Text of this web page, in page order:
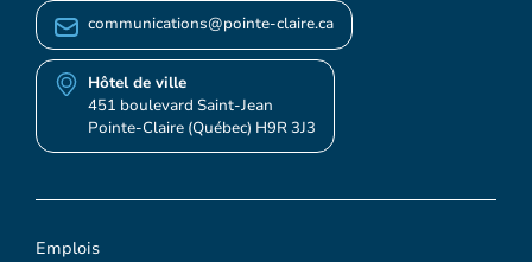
Emplois
communications@pointe-claire.ca
Hôtel de ville
451 boulevard Saint-Jean
Pointe-Claire (Québec) H9R 3J3